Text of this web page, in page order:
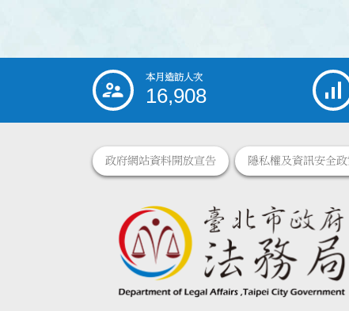
::: 本月造訪人次
16,908
政府網站資料開放宣告 隱私權及資訊安全